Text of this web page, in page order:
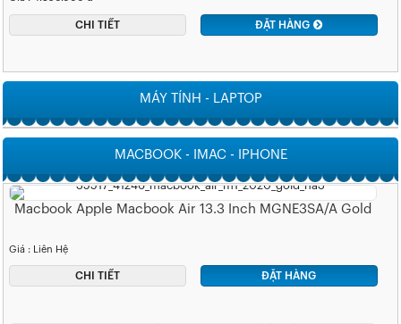
CHI TIẾT ĐẶT HÀNG
MÁY TÍNH - LAPTOP
MACBOOK - IMAC - IPHONE
Macbook Apple Macbook Air 13.3 Inch MGNE3SA/A Gold
Giá : Liên Hệ
CHI TIẾT ĐẶT HÀNG